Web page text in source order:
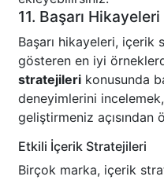
11. Başarı
Başarı hikayeleri,
gösteren en iyi
stratejileri konusunda
deneyimlerini incelemek,
geliştirmeniz açısından
Etkili İçerik Stratejileri
Birçok marka, içerik